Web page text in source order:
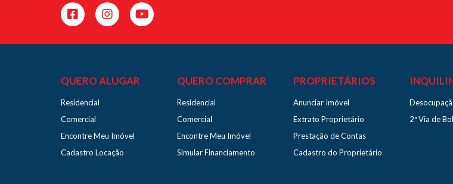
QUERO ALUGAR
Residencial
Comercial
Encontre Meu Imóvel
Cadastro Locação
QUERO COMPRAR
Residencial
Comercial
Encontre Meu Imóvel
Simular Financiamento
PROPRIETÁRIOS
Anunciar Imóvel
Extrato Proprietário
Prestação de Contas
Cadastro do Proprietário
2ª Via de